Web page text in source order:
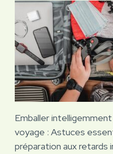
Emballer
voyage : Astuces
préparation aux retards